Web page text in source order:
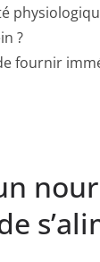
?
fournir